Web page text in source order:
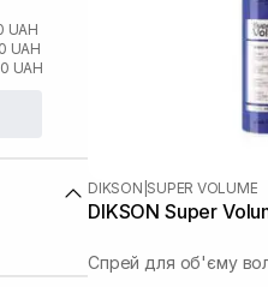
UAH
UAH
UAH
DIKSON SUPER VOLUME
DIKSON Super
Спрей для об'єму